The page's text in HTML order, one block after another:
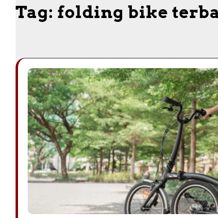
Tag: folding bike